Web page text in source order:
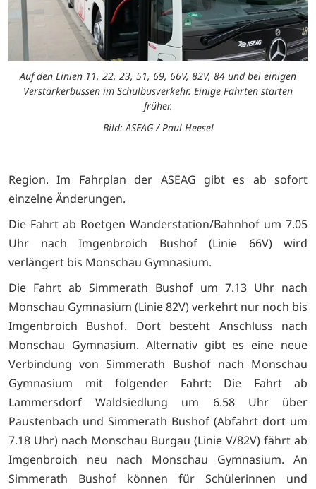
Auf den Linien 11, 22, 23, 51, 69, 66V, 82V, 84 und bei einigen
Verstärkerbussen im Schulbusverkehr. Einige Fahrten starten
früher.
Bild: ASEAG / Paul Heesel
Region. Im Fahrplan der ASEAG gibt es ab sofort
einzelne Änderungen.
Die Fahrt ab Roetgen Wanderstation/Bahnhof um 7.05
Uhr nach Imgenbroich Bushof (Linie 66V) wird
verlängert bis Monschau Gymnasium.
Die Fahrt ab Simmerath Bushof um 7.13 Uhr nach
Monschau Gymnasium (Linie 82V) verkehrt nur noch bis
Imgenbroich Bushof. Dort besteht Anschluss nach
Monschau Gymnasium. Alternativ gibt es eine neue
Verbindung von Simmerath Bushof nach Monschau
Gymnasium mit folgender Fahrt: Die Fahrt ab
Lammersdorf Waldsiedlung um 6.58 Uhr über
Paustenbach und Simmerath Bushof (Abfahrt dort um
7.18 Uhr) nach Monschau Burgau (Linie V/82V) fährt ab
Imgenbroich neu nach Monschau Gymnasium. An
Simmerath Bushof können für Schülerinnen und